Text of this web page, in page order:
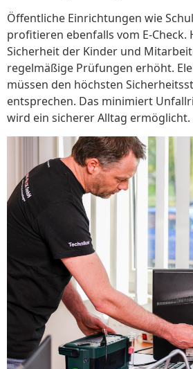
Öffentliche Einrichtungen wie
profitieren ebenfalls vom E-Check.
Sicherheit der Kinder und
regelmäßige Prüfungen erhöht.
müssen den höchsten
entsprechen. Das minimiert
wird ein sicherer Alltag ermöglicht.